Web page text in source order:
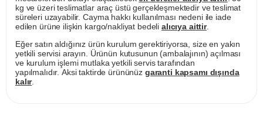
kg ve üzeri teslimatlar araç üstü gerçekleşmektedir ve teslimat
süreleri uzayabilir. Cayma hakkı kullanılması nedeni ile iade
edilen ürüne ilişkin kargo/nakliyat bedeli alıcıya aittir.
Eğer satın aldığınız ürün kurulum gerektiriyorsa, size en yakın
yetkili servisi arayın. Ürünün kutusunun (ambalajının) açılması
ve kurulum işlemi mutlaka yetkili servis tarafından
yapılmalıdır. Aksi taktirde ürününüz garanti kapsamı dışında
kalır.